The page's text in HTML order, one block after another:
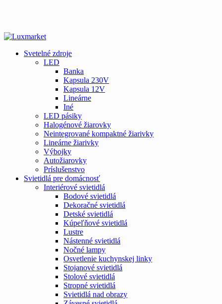
Svetelné zdroje
LED
Banka
Kapsula 230V
Kapsula 12V
Lineárne
Iné
LED pásiky
Halogénové žiarovky
Neintegrované kompaktné žiarivky
Lineárne žiarivky
Výbojky
Autožiarovky
Príslušenstvo
Svietidlá pre domácnosť
Interiérové svietidlá
Bodové svietidlá
Dekoračné svietidlá
Detské svietidlá
Kúpeľňové svietidlá
Lustre
Nástenné svietidlá
Nočné lampy
Osvetlenie kuchynskej linky
Stojanové svietidlá
Stolové svietidlá
Stropné svietidlá
Svietidlá nad obrazy